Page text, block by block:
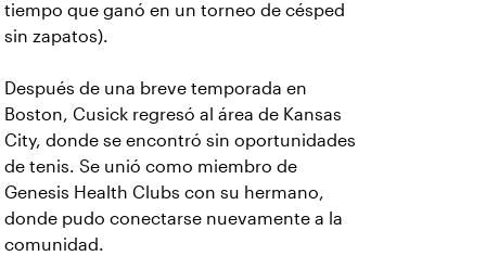
tiempo que ganó en un torneo de césped
sin zapatos).
Después de una breve temporada en
Boston, Cusick regresó al área de Kansas
City, donde se encontró sin oportunidades
de tenis. Se unió como miembro de
Genesis Health Clubs con su hermano,
donde pudo conectarse nuevamente a la
comunidad.